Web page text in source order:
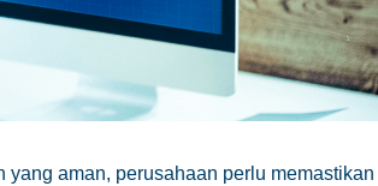
aman, perusahaan perlu memastikan